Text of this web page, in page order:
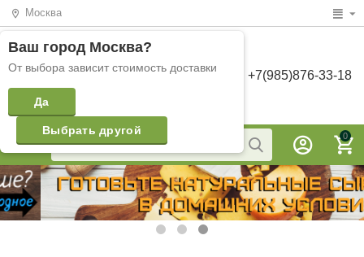
Москва
Ваш город Москва?
От выбора зависит стоимость доставки
Да
Выбрать другой
+7(985)876-33-18
0